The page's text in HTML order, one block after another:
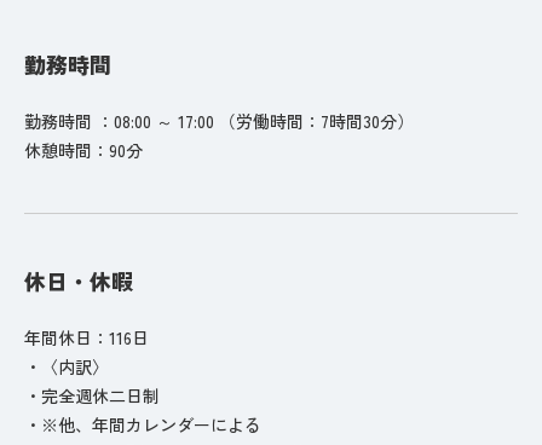
勤務時間
勤務時間 ：08:00 ～ 17:00 （労働時間：7時間30分）
休憩時間：90分
休日・休暇
年間休日：116日
・〈内訳〉
・完全週休二日制
・※他、年間カレンダーによる